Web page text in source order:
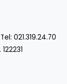
Tel: 021.319.24.70